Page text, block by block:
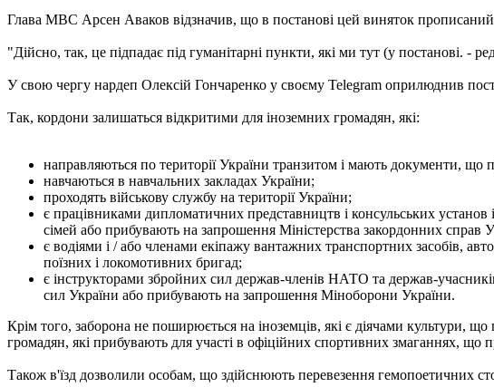
Глава МВС Арсен Аваков відзначив, що в постанові цей виняток
"Дійсно, так, це підпадає під гуманітарні пункти, які ми тут (у постанові. -
У свою чергу нардеп Олексій Гончаренко у своєму Telegram оприлюднив
Так, кордони залишаться відкритими для іноземних громадян, які:
направляються по території України транзитом і мають документи, що
навчаються в навчальних закладах України;
проходять військову службу на території України;
є працівниками дипломатичних представництв і консульських установ
сімей або прибувають на запрошення Міністерства закордонних справ
є водіями і / або членами екіпажу вантажних транспортних засобів,
поїзних і локомотивних бригад;
є інструкторами збройних сил держав-членів НАТО та держав-
сил України або прибувають на запрошення Міноборони України.
Крім того, заборона не поширюється на іноземців, які є діячами культури,
громадян, які прибувають для участі в офіційних спортивних змаганнях, що
Також в'їзд дозволили особам, що здійснюють перевезення гемопоетичних